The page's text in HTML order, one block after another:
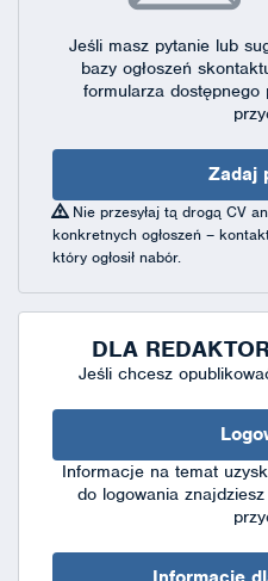
Jeśli masz pytanie lub
bazy ogłoszeń
formularza dostępnego
Zadaj
Nie przesyłaj tą drogą CV
konkretnych ogłoszeń –
który ogłosił nabór.
DLA
Jeśli chcesz
Informacje na temat
do logowania